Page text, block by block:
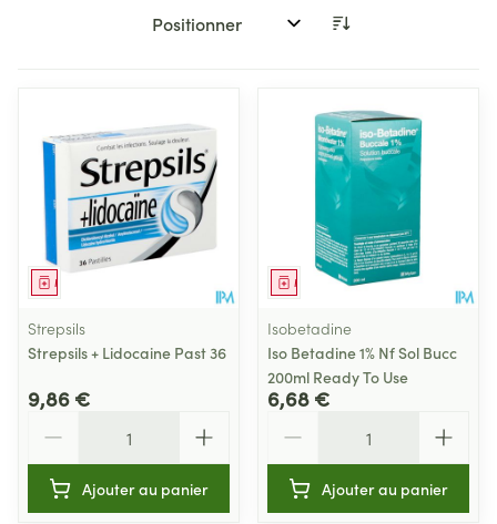
Trier par:
Médicament
Strepsils
Strepsils + Lidocaine Past 36
9,86 €
Ajouter au panier
Médicament
Isobetadine
Iso Betadine 1% Nf Sol Bucc
200ml Ready To Use
6,68 €
Ajouter au panier